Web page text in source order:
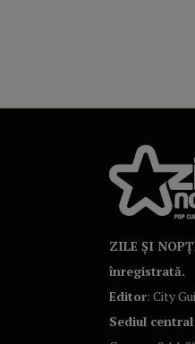
ZILE ȘI
înregistrată.
Editor: City
Sediul central